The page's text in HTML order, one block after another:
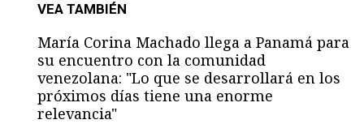
VEA TAMBIÉN
María Corina Machado llega a Panamá para
su encuentro con la comunidad
venezolana: "Lo que se desarrollará en los
próximos días tiene una enorme
relevancia"